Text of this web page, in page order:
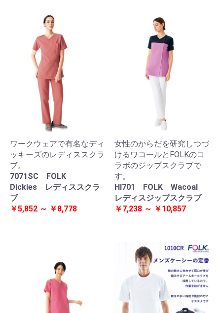
ワークウェアで有名なディ
ッキーズのレディススクラ
ブ。
7071SC FOLK
Dickies レディススクラ
ブ
￥5,852 ～ ￥8,778
女性のからだを研究しつづ
けるワコールとFOLKのコ
ラボのジップスクラブで
す。
HI701 FOLK Wacoal
レディスジップスクラブ
￥7,238 ～ ￥10,857